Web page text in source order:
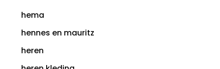
hema
hennes en mauritz
heren